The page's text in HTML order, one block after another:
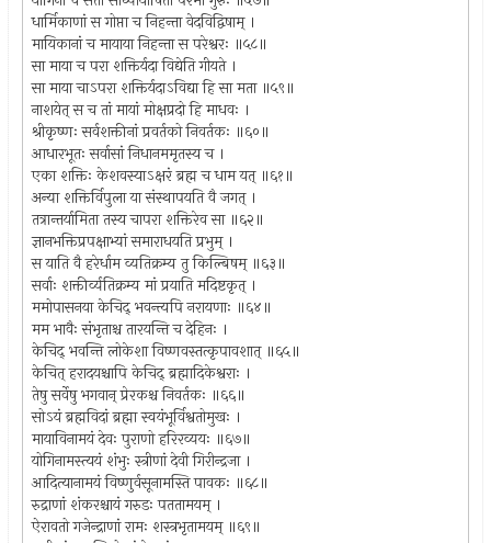
धार्मिकाणां स गोप्ता च निहन्ता वेदविद्विषाम् ।
मायिकानां च मायाया निहन्ता स परेश्वरः ॥५८॥
सा माया च परा शक्तिर्यदा विद्येति गीयते ।
सा माया चाऽपरा शक्तिर्यदाऽविद्या हि सा मता ॥५९॥
नाशयेत् स च तां मायां मोक्षप्रदो हि माधवः ।
श्रीकृष्णः सर्वशक्तीनां प्रवर्तको निवर्तकः ॥६०॥
आधारभूतः सर्वासां निधानममृतस्य च ।
एका शक्तिः केशवस्याऽक्षरं ब्रह्म च धाम यत् ॥६१॥
अन्या शक्तिर्विपुला या संस्थापयति वै जगत् ।
तत्रान्तर्यामिता तस्य चापरा शक्तिरेव सा ॥६२॥
ज्ञानभक्तिप्रपक्षाभ्यां समाराधयति प्रभुम् ।
स याति वै हरेर्धाम व्यतिक्रम्य तु किल्बिषम् ॥६३॥
सर्वाः शक्तीर्व्यतिक्रम्य मां प्रयाति मदिष्टकृत् ।
ममोपासनया केचिद् भवन्त्यपि नरायणाः ॥६४॥
मम भावैः संभृताश्च तारयन्ति च देहिनः ।
केचिद् भवन्ति लोकेशा विष्णवस्तत्कृपावशात् ॥६५॥
केचित् हरादयश्चापि केचिद् ब्रह्मादिकेश्वराः ।
तेषु सर्वेषु भगवान् प्रेरकश्च निवर्तकः ॥६६॥
सोऽयं ब्रह्मविदां ब्रह्मा स्वयंभूर्विश्वतोमुखः ।
मायाविनामयं देवः पुराणो हरिरव्ययः ॥६७॥
योगिनामस्त्ययं शंभुः स्त्रीणां देवी गिरीन्द्रजा ।
आदित्यानामयं विष्णुर्वसूनामस्ति पावकः ॥६८॥
रुद्राणां शंकरश्चायं गरुडः पततामयम् ।
ऐरावतो गजेन्द्राणां रामः शस्त्रभृतामयम् ॥६९॥